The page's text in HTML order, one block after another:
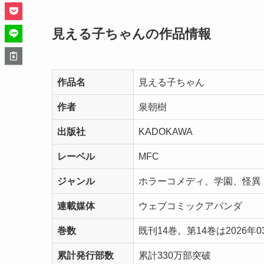
見える子ちゃんの作品情報
作品名 見える子ちゃん
作者 泉朝樹
出版社 KADOKAWA
レーベル MFC
ジャンル ホラーコメディ、学園、怪異
連載媒体 ウェブコミックアパンダ
巻数 既刊14巻。第14巻は2026年
累計発行部数 累計330万部突破